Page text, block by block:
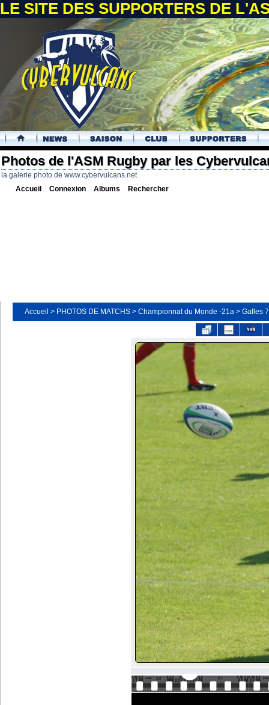
LE SITE DES SUPPORTERS DE
.
Photos de l'ASM Rugby par les
la galerie photo de www.cybervulcans.net
Accueil Connexion Albums Rechercher
Accueil > PHOTOS DE MATCHS > Championnat du Monde -21a > Galles